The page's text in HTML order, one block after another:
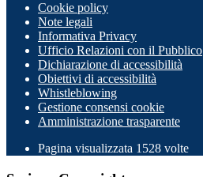
Cookie policy
Note legali
Informativa Privacy
Ufficio Relazioni con il Pubblico
Dichiarazione di accessibilità
Obiettivi di accessibilità
Whistleblowing
Gestione consensi cookie
Amministrazione trasparente
Pagina visualizzata 1528 volte